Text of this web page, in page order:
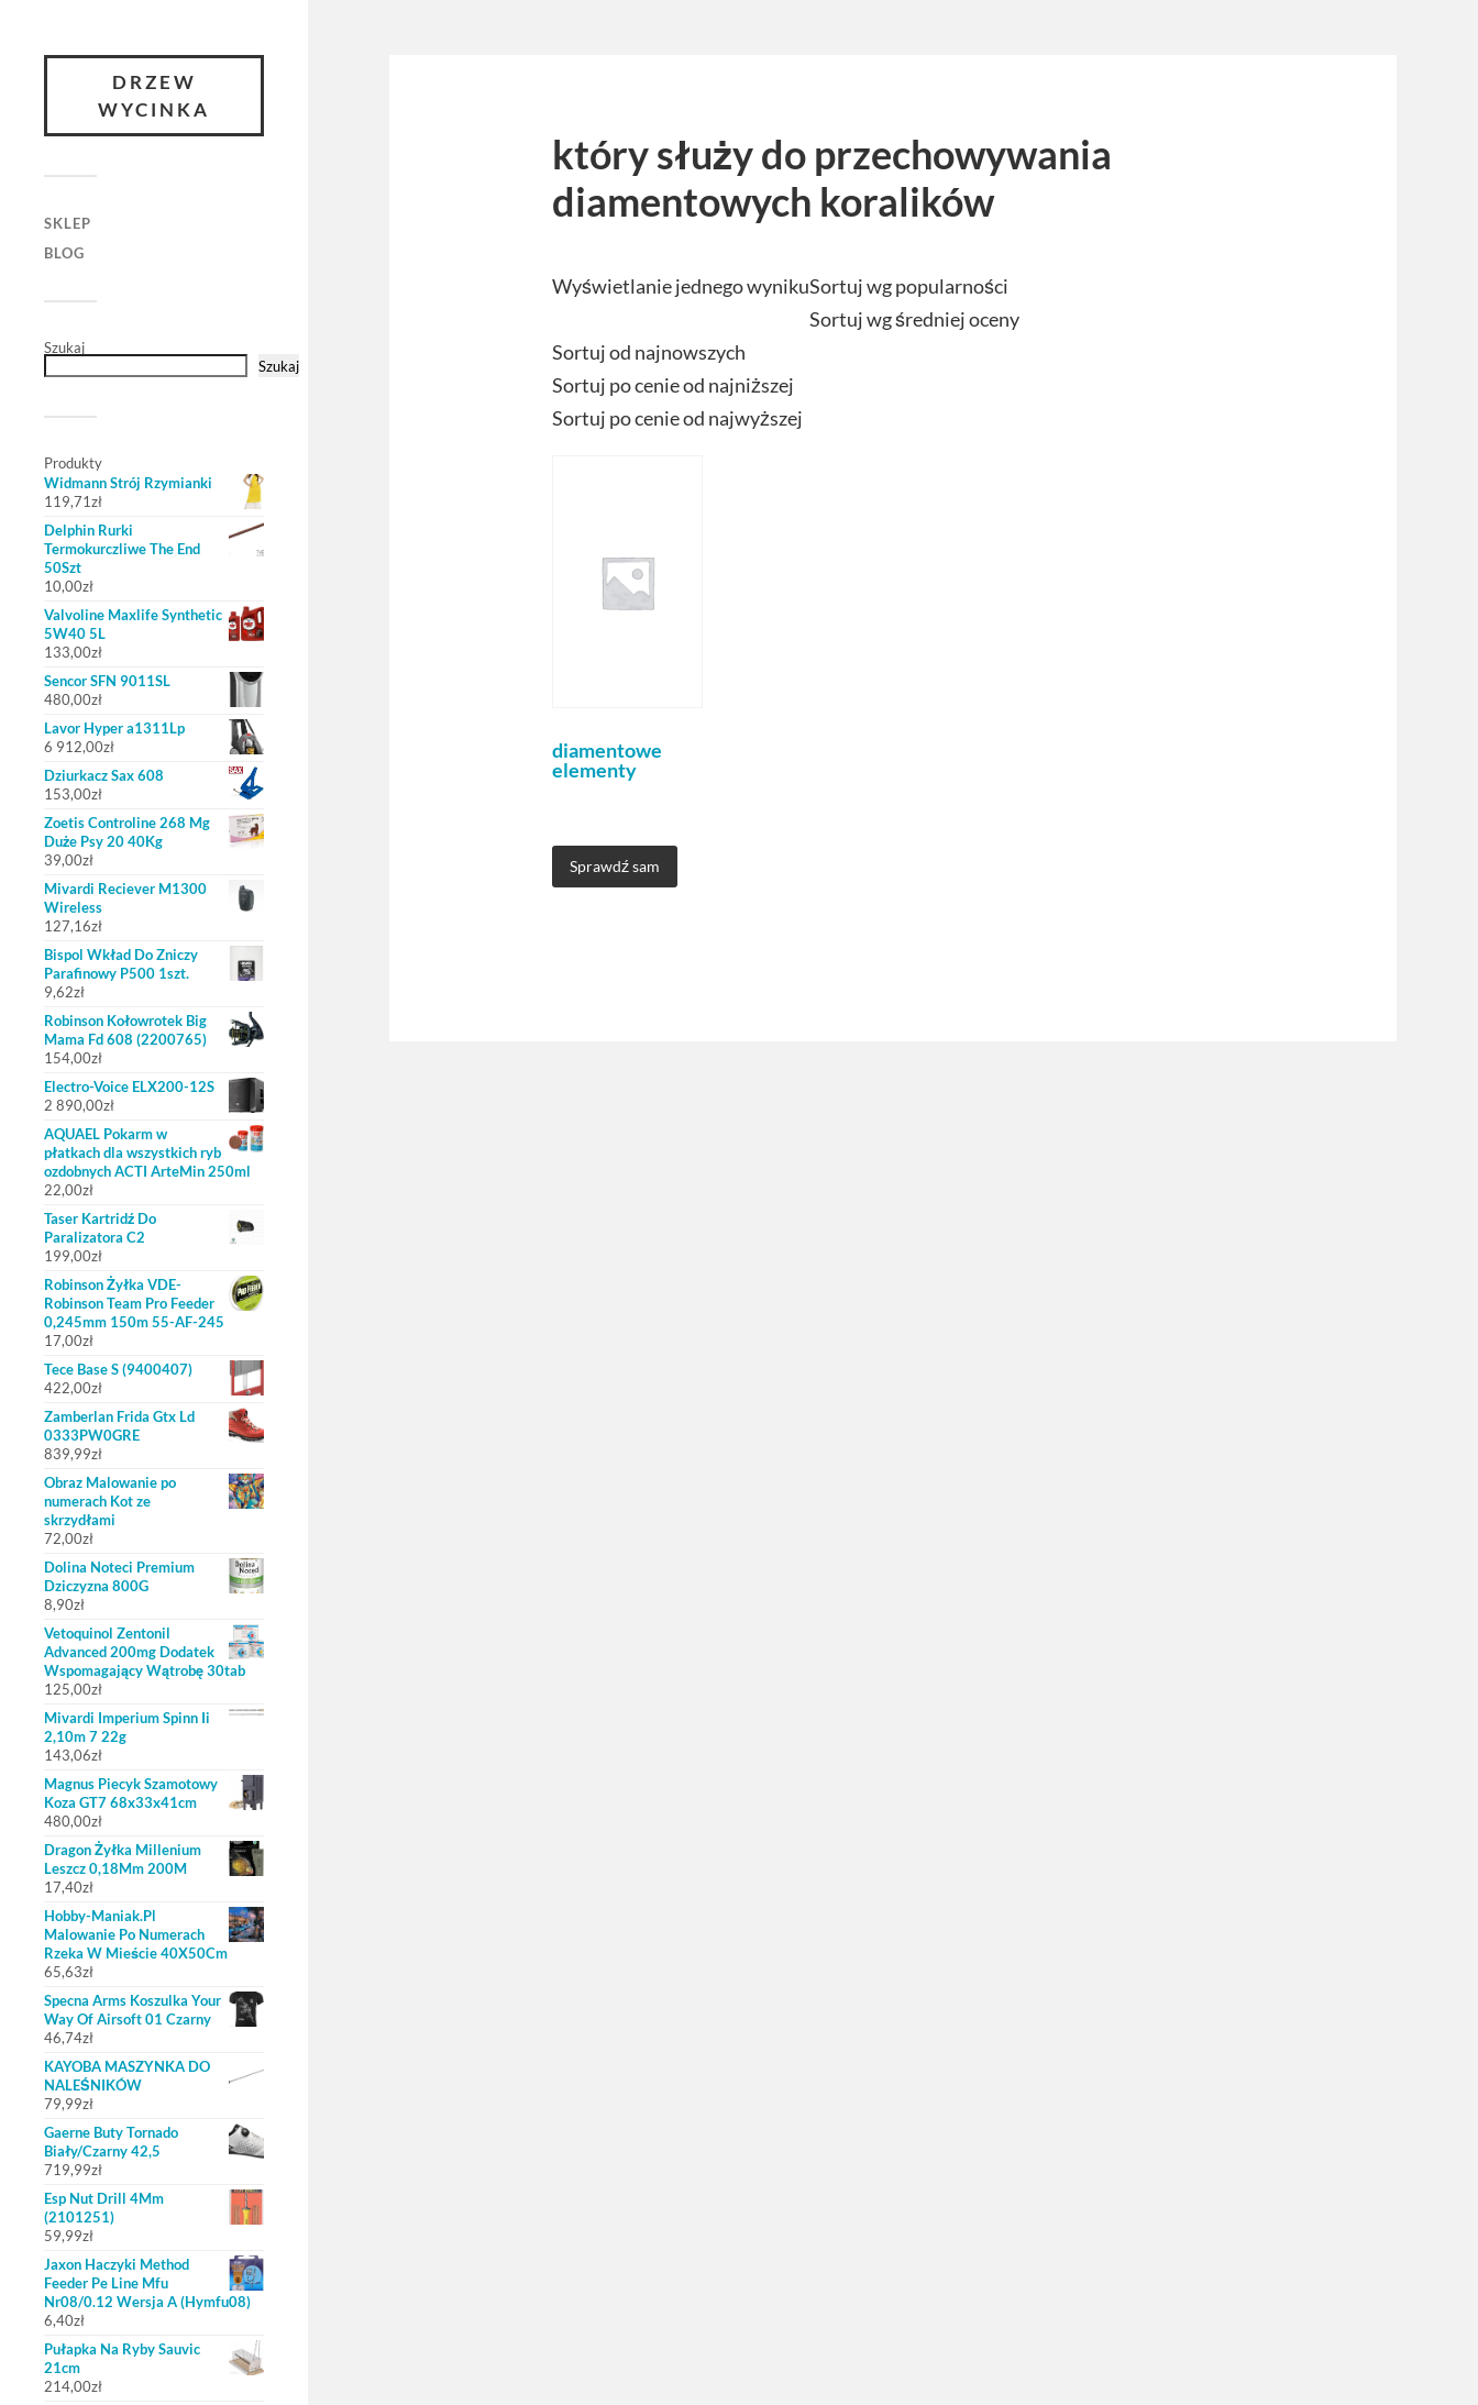
DRZEW
WYCINKA
SKLEP
BLOG
Szukaj
Szukaj
Produkty
Widmann Strój Rzymianki
119,71zł
Delphin Rurki
Termokurczliwe The End
50Szt
10,00zł
Valvoline Maxlife Synthetic
5W40 5L
133,00zł
Sencor SFN 9011SL
480,00zł
Lavor Hyper a1311Lp
6 912,00zł
Dziurkacz Sax 608
153,00zł
Zoetis Controline 268 Mg
Duże Psy 20 40Kg
39,00zł
Mivardi Reciever M1300
Wireless
127,16zł
Bispol Wkład Do Zniczy
Parafinowy P500 1szt.
9,62zł
Robinson Kołowrotek Big
Mama Fd 608 (2200765)
154,00zł
Electro-Voice ELX200-12S
2 890,00zł
AQUAEL Pokarm w
płatkach dla wszystkich ryb
ozdobnych ACTI ArteMin 250ml
22,00zł
Taser Kartridź Do
Paralizatora C2
199,00zł
Robinson Żyłka VDE-
Robinson Team Pro Feeder
0,245mm 150m 55-AF-245
17,00zł
Tece Base S (9400407)
422,00zł
Zamberlan Frida Gtx Ld
0333PW0GRE
839,99zł
Obraz Malowanie po
numerach Kot ze
skrzydłami
72,00zł
Dolina Noteci Premium
Dziczyzna 800G
8,90zł
Vetoquinol Zentonil
Advanced 200mg Dodatek
Wspomagający Wątrobę 30tab
125,00zł
Mivardi Imperium Spinn Ii
2,10m 7 22g
143,06zł
Magnus Piecyk Szamotowy
Koza GT7 68x33x41cm
480,00zł
Dragon Żyłka Millenium
Leszcz 0,18Mm 200M
17,40zł
Hobby-Maniak.Pl
Malowanie Po Numerach
Rzeka W Mieście 40X50Cm
65,63zł
Specna Arms Koszulka Your
Way Of Airsoft 01 Czarny
46,74zł
KAYOBA MASZYNKA DO
NALEŚNIKÓW
79,99zł
Gaerne Buty Tornado
Biały/Czarny 42,5
719,99zł
Esp Nut Drill 4Mm
(2101251)
59,99zł
Jaxon Haczyki Method
Feeder Pe Line Mfu
Nr08/0.12 Wersja A (Hymfu08)
6,40zł
Pułapka Na Ryby Sauvic
21cm
214,00zł
który służy do przechowywania
diamentowych koralików
Wyświetlanie jednego wynikuSortuj wg popularności
Sortuj wg średniej oceny
Sortuj od najnowszych
Sortuj po cenie od najniższej
Sortuj po cenie od najwyższej
diamentowe
elementy
Sprawdź sam